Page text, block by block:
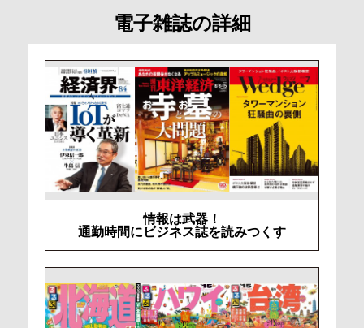
電子雑誌の詳細
情報は武器！
通勤時間にビジネス誌を読みつくす